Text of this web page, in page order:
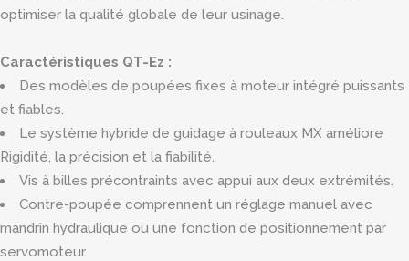
optimiser la qualité globale de leur usinage.
Caractéristiques QT-Ez :
Des modèles de poupées fixes à moteur intégré puissants
et fiables.
Le système hybride de guidage à rouleaux MX améliore
Rigidité, la précision et la fiabilité.
Vis à billes précontraints avec appui aux deux extrémités.
Contre-poupée comprennent un réglage manuel avec
mandrin hydraulique ou une fonction de positionnement par
servomoteur.